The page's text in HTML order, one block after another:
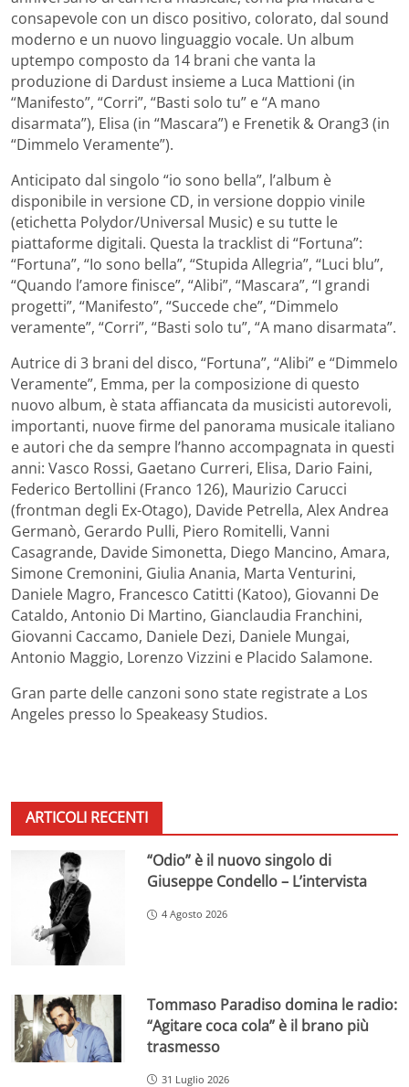
consapevole con un disco positivo, colorato, dal sound
moderno e un nuovo linguaggio vocale. Un album
uptempo composto da 14 brani che vanta la
produzione di Dardust insieme a Luca Mattioni (in
“Manifesto”, “Corri”, “Basti solo tu” e “A mano
disarmata”), Elisa (in “Mascara”) e Frenetik & Orang3 (in
“Dimmelo Veramente”).
Anticipato dal singolo “io sono bella”, l’album è
disponibile in versione CD, in versione doppio vinile
(etichetta Polydor/Universal Music) e su tutte le
piattaforme digitali. Questa la tracklist di “Fortuna”:
“Fortuna”, “Io sono bella”, “Stupida Allegria”, “Luci blu”,
“Quando l’amore finisce”, “Alibi”, “Mascara”, “I grandi
progetti”, “Manifesto”, “Succede che”, “Dimmelo
veramente”, “Corri”, “Basti solo tu”, “A mano disarmata”.
Autrice di 3 brani del disco, “Fortuna”, “Alibi” e “Dimmelo
Veramente”, Emma, per la composizione di questo
nuovo album, è stata affiancata da musicisti autorevoli,
importanti, nuove firme del panorama musicale italiano
e autori che da sempre l’hanno accompagnata in questi
anni: Vasco Rossi, Gaetano Curreri, Elisa, Dario Faini,
Federico Bertollini (Franco 126), Maurizio Carucci
(frontman degli Ex-Otago), Davide Petrella, Alex Andrea
Germanò, Gerardo Pulli, Piero Romitelli, Vanni
Casagrande, Davide Simonetta, Diego Mancino, Amara,
Simone Cremonini, Giulia Anania, Marta Venturini,
Daniele Magro, Francesco Catitti (Katoo), Giovanni De
Cataldo, Antonio Di Martino, Gianclaudia Franchini,
Giovanni Caccamo, Daniele Dezi, Daniele Mungai,
Antonio Maggio, Lorenzo Vizzini e Placido Salamone.
Gran parte delle canzoni sono state registrate a Los
Angeles presso lo Speakeasy Studios.
ARTICOLI RECENTI
“Odio” è il nuovo singolo di
Giuseppe Condello – L’intervista
4 Agosto 2026
Tommaso Paradiso domina le radio:
“Agitare coca cola” è il brano più
trasmesso
31 Luglio 2026